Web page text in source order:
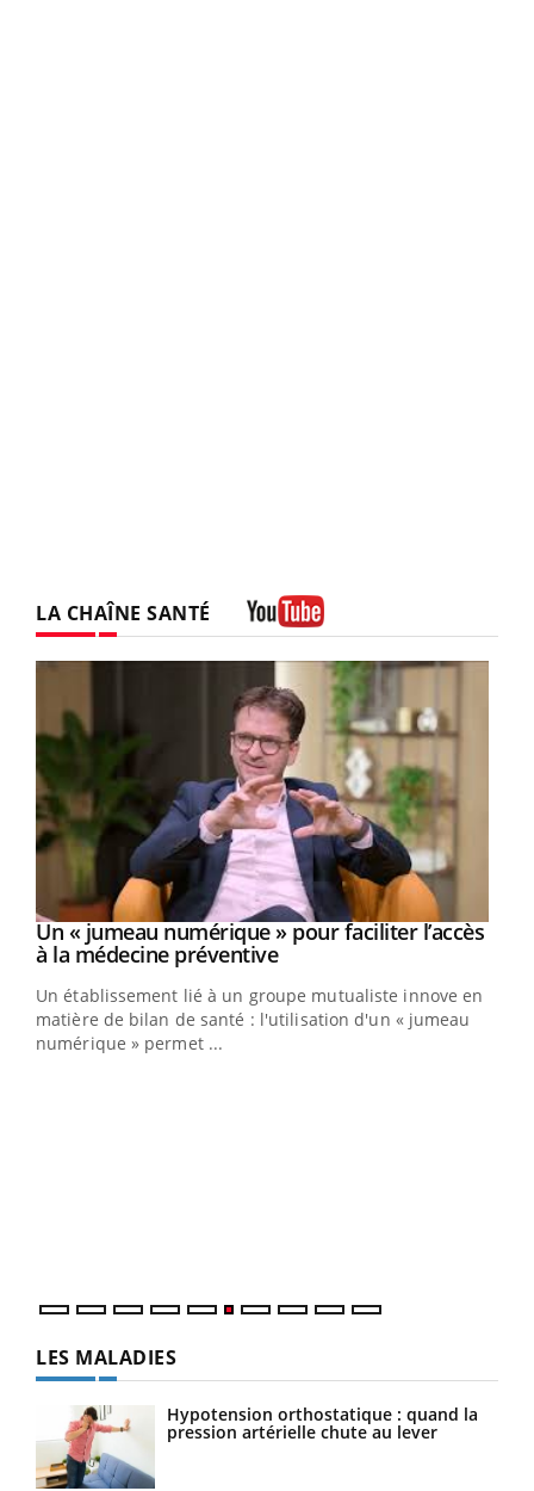
LA CHAÎNE SANTÉ
Youtube
Un « jumeau numérique » pour faciliter l’accès
à la médecine préventiveYoutube
Un établissement lié à un groupe mutualiste innove en
matière de bilan de santé : l'utilisation d'un « jumeau
numérique » permet ...
LES MALADIES
Hypotension orthostatique : quand la
pression artérielle chute au lever